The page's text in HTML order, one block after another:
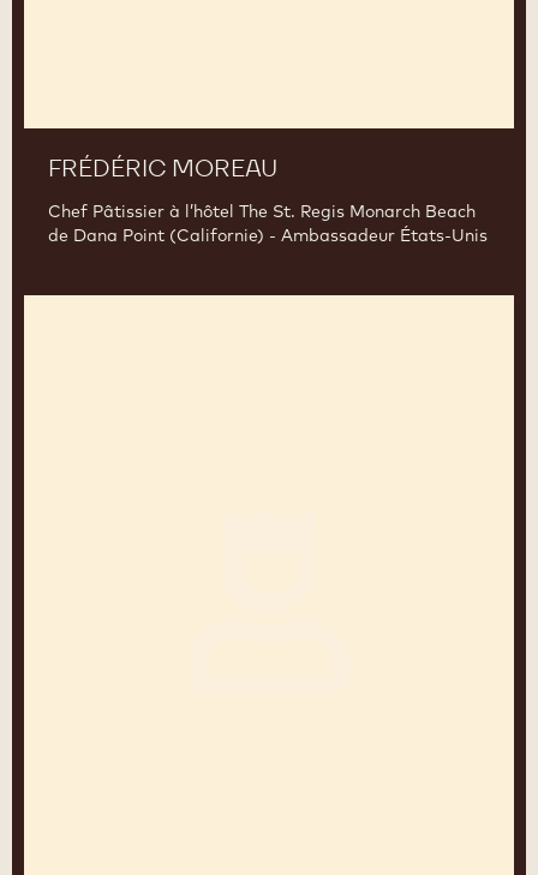
FRÉDÉRIC MOREAU
Chef Pâtissier à l’hôtel The St. Regis Monarch Beach
de Dana Point (Californie) - Ambassadeur États-Unis